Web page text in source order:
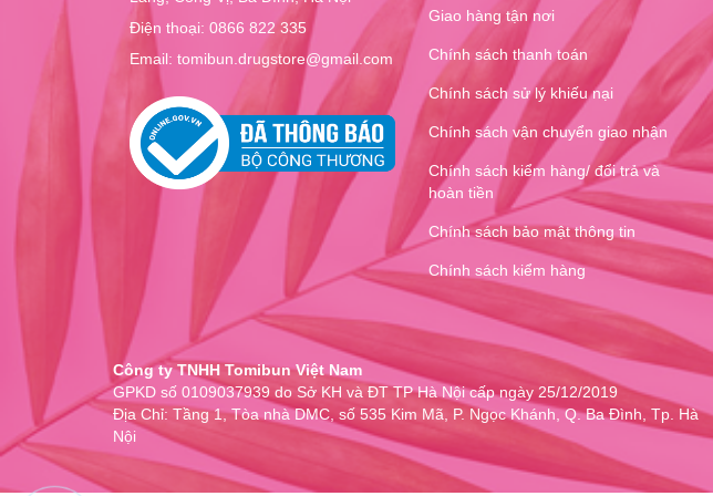
Điện thoại: 0866 822 335
Email: tomibun.drugstore@gmail.com
Giao hàng tận nơi
Chính sách thanh toán
Chính sách sử lý khiếu nại
Chính sách vận chuyển giao nhận
Chính sách kiểm hàng/ đổi trả và
hoàn tiền
Chính sách bảo mật thông tin
Chính sách kiểm hàng
Công ty TNHH Tomibun Việt Nam
GPKD số 0109037939 do Sở KH và ĐT TP Hà Nội cấp ngày 25/12/2019
Địa Chỉ: Tầng 1, Tòa nhà DMC, số 535 Kim Mã, P. Ngọc Khánh, Q. Ba Đình, Tp. Hà
Nội